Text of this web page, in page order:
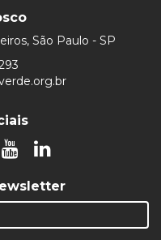
São Paulo - SP